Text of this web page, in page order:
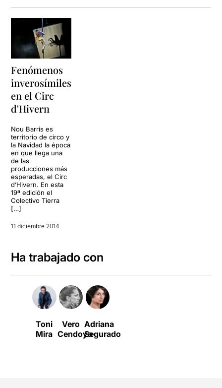
Fenómenos
inverosímiles
en el Circ
d'Hivern
Nou Barris es
territorio de circo y
la Navidad la época
en que llega una
de las
producciones más
esperadas, el Circ
d’Hivern. En esta
19ª edición el
Colectivo Tierra
[…]
11 diciembre 2014
Ha trabajado con
Toni
Mira
Vero
Cendoya
Adriana
Segurado